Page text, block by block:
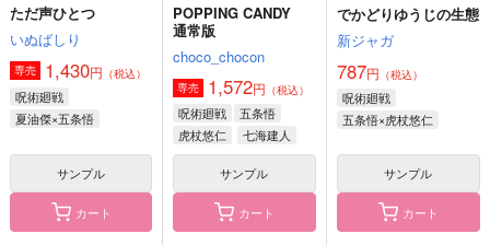
ただ声ひとつ
いぬばしり
専売 1,430円 （税込）
呪術廻戦
夏油傑×五条悟
サンプル
カート
POPPING CANDY
通常版
choco_chocon
専売 1,572円 （税込）
呪術廻戦
五条悟
虎杖悠仁
七海建人
サンプル
カート
でかどりゆうじの生態
新ジャガ
787円 （税込）
呪術廻戦
五条悟×虎杖悠仁
サンプル
カート